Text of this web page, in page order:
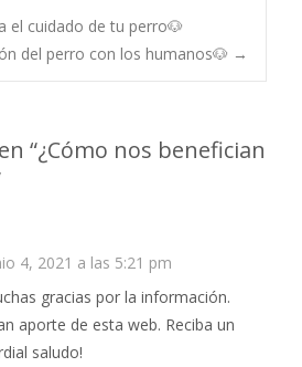
de
el cuidado de tu perro🐶
del perro con los humanos🐶 →
“¿Cómo nos benefician
4, 2021 a las 5:21 pm
gracias por la información.
aporte de esta web. Reciba un
saludo!